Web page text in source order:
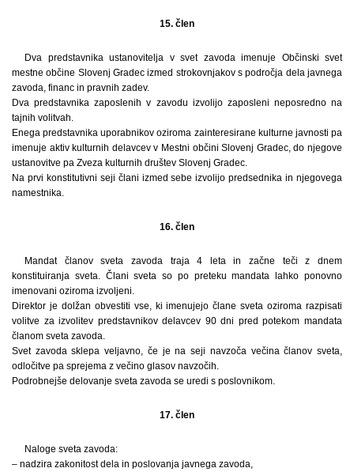
15. člen
Dva predstavnika ustanovitelja v svet zavoda imenuje Občinski svet
mestne občine Slovenj Gradec izmed strokovnjakov s področja dela javnega
zavoda, financ in pravnih zadev.
Dva predstavnika zaposlenih v zavodu izvolijo zaposleni neposredno na
tajnih volitvah.
Enega predstavnika uporabnikov oziroma zainteresirane kulturne javnosti pa
imenuje aktiv kulturnih delavcev v Mestni občini Slovenj Gradec, do njegove
ustanovitve pa Zveza kulturnih društev Slovenj Gradec.
Na prvi konstitutivni seji člani izmed sebe izvolijo predsednika in njegovega
namestnika.
16. člen
Mandat članov sveta zavoda traja 4 leta in začne teči z dnem
konstituiranja sveta. Člani sveta so po preteku mandata lahko ponovno
imenovani oziroma izvoljeni.
Direktor je dolžan obvestiti vse, ki imenujejo člane sveta oziroma razpisati
volitve za izvolitev predstavnikov delavcev 90 dni pred potekom mandata
članom sveta zavoda.
Svet zavoda sklepa veljavno, če je na seji navzoča večina članov sveta,
odločitve pa sprejema z večino glasov navzočih.
Podrobnejše delovanje sveta zavoda se uredi s poslovnikom.
17. člen
Naloge sveta zavoda:
– nadzira zakonitost dela in poslovanja javnega zavoda,